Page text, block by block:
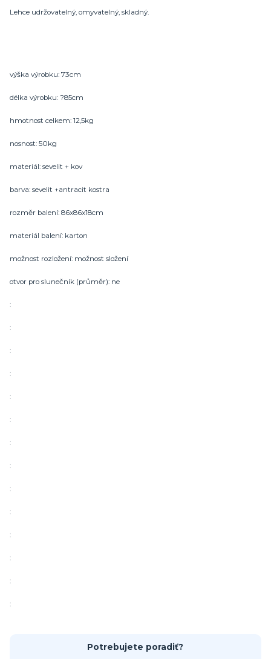
Lehce udržovatelný, omyvatelný, skladný.
výška výrobku: 73cm
délka výrobku: ?85cm
hmotnost celkem: 12,5kg
nosnost: 50kg
materiál: sevelit + kov
barva: sevelit +antracit kostra
rozměr balení: 86x86x18cm
materiál balení: karton
možnost rozložení: možnost složení
otvor pro slunečník (průměr): ne
:
:
:
:
:
:
:
:
:
:
:
:
:
:
Potrebujete poradiť?